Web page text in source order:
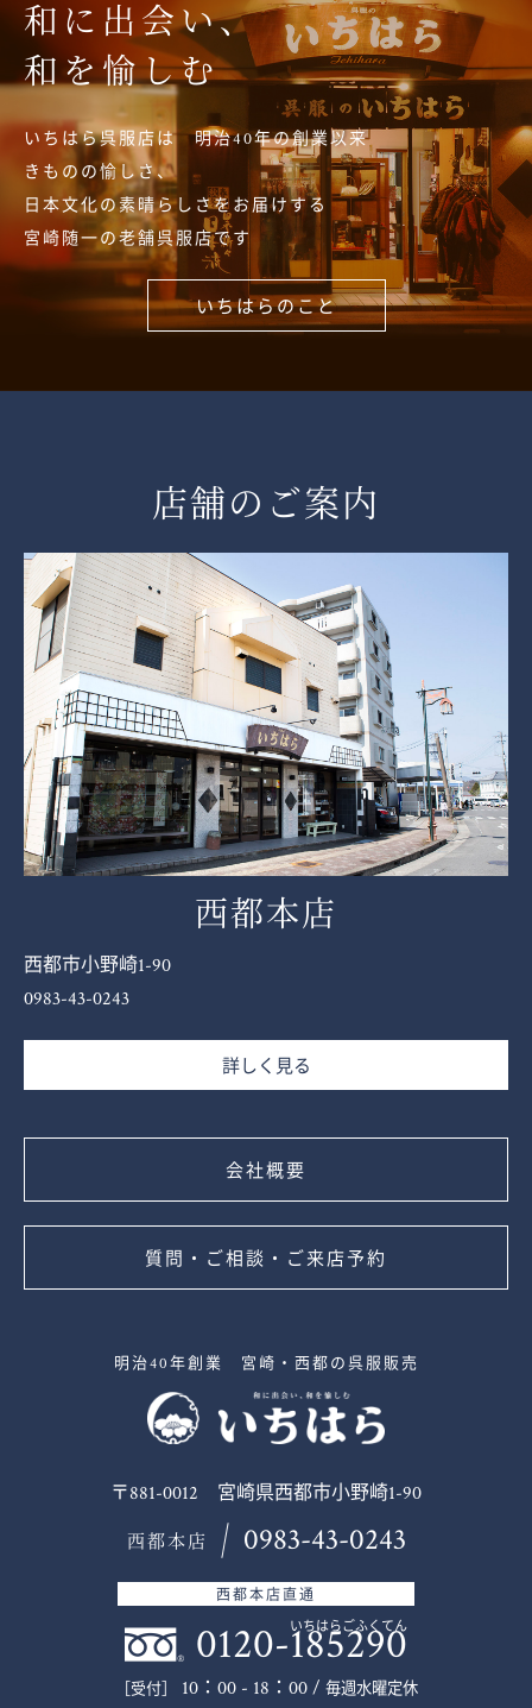
和に出会い、
和を愉しむ
いちはら呉服店は 明治40年の創業以来
きものの愉しさ、
日本文化の素晴らしさをお届けする
宮崎随一の老舗呉服店です
いちはらのこと
店舗のご案内
西都本店
西都市小野崎1-90
0983-43-0243
詳しく見る
会社概要
質問・ご相談・ご来店予約
明治40年創業 宮崎・西都の呉服販売
〒881-0012 宮崎県西都市小野崎1-90
西都本店 0983-43-0243
西都本店直通
0120-185290
いちはらごふくてん
［受付］ 10：00 - 18：00 / 毎週水曜定休